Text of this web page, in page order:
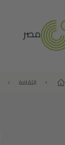
مصر
الصفحة الرئيسيةالثقافة